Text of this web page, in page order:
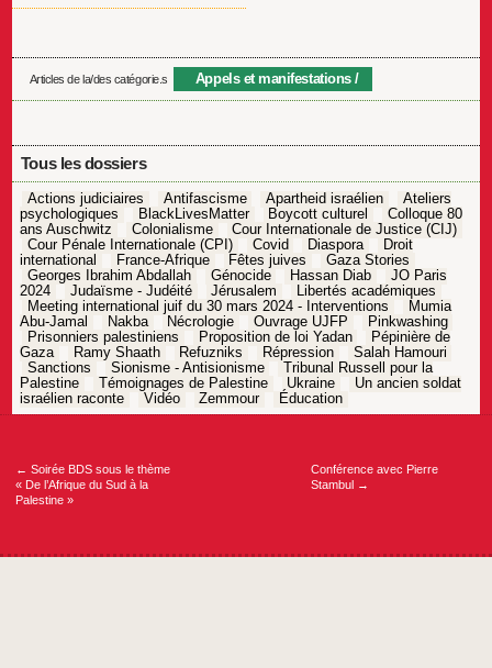
Articles de la/des catégorie.s Appels et manifestations
Tous les dossiers
Actions judiciaires Antifascisme Apartheid israélien
Ateliers
psychologiques
BlackLivesMatter Boycott culturel
Colloque 80
ans Auschwitz
Colonialisme
Cour Internationale de Justice (CIJ)
Cour Pénale Internationale (CPI)
Covid Diaspora
Droit
international
France-Afrique Fêtes juives
Gaza Stories
Georges Ibrahim Abdallah
Génocide Hassan Diab
JO Paris
2024
Judaïsme - Judéité Jérusalem
Libertés académiques
Meeting international juif du 30 mars 2024 - Interventions
Mumia
Abu-Jamal
Nakba Nécrologie Ouvrage UJFP
Pinkwashing
Prisonniers palestiniens
Proposition de loi Yadan
Pépinière de
Gaza
Ramy Shaath Refuzniks Répression
Salah Hamouri
Sanctions
Sionisme - Antisionisme
Tribunal Russell pour la
Palestine
Témoignages de Palestine Ukraine
Un ancien soldat
israélien raconte
Vidéo Zemmour Éducation
Navigation
← Soirée BDS sous le thème
« De l’Afrique du Sud à la
Palestine »
Conférence avec Pierre
Stambul →